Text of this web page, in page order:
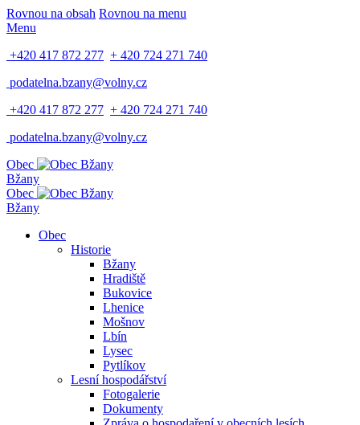
Rovnou na obsah Rovnou na menu
Menu
+420 417 872 277 + 420 724 271 740
podatelna.bzany@volny.cz
+420 417 872 277 + 420 724 271 740
podatelna.bzany@volny.cz
Obec
Bžany
Obec
Bžany
Obec
Historie
Bžany
Hradiště
Bukovice
Lhenice
Mošnov
Lbín
Lysec
Pytlíkov
Lesní hospodářství
Fotogalerie
Dokumenty